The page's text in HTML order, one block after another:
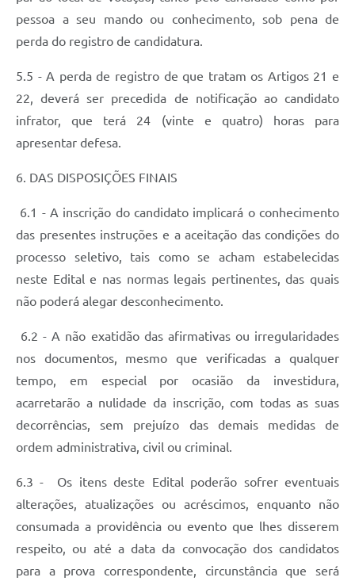
pessoa a seu mando ou conhecimento, sob pena de
perda do registro de candidatura.
5.5 - A perda de registro de que tratam os Artigos 21 e
22, deverá ser precedida de notificação ao candidato
infrator, que terá 24 (vinte e quatro) horas para
apresentar defesa.
6. DAS DISPOSIÇÕES FINAIS
6.1 - A inscrição do candidato implicará o conhecimento
das presentes instruções e a aceitação das condições do
processo seletivo, tais como se acham estabelecidas
neste Edital e nas normas legais pertinentes, das quais
não poderá alegar desconhecimento.
6.2 - A não exatidão das afirmativas ou irregularidades
nos documentos, mesmo que verificadas a qualquer
tempo, em especial por ocasião da investidura,
acarretarão a nulidade da inscrição, com todas as suas
decorrências, sem prejuízo das demais medidas de
ordem administrativa, civil ou criminal.
6.3 - Os itens deste Edital poderão sofrer eventuais
alterações, atualizações ou acréscimos, enquanto não
consumada a providência ou evento que lhes disserem
respeito, ou até a data da convocação dos candidatos
para a prova correspondente, circunstância que será